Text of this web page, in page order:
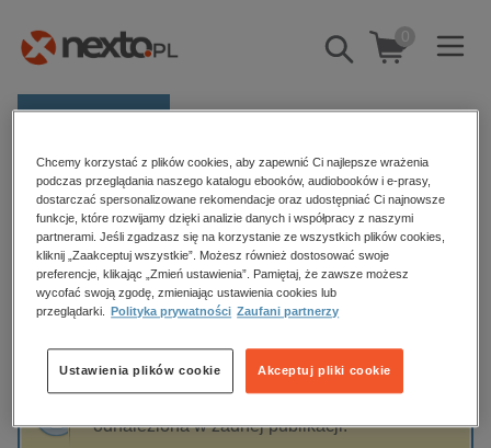
Pokaż/schowaj
wyszukiwarkę
0
E-prasa
Kategorie
Zobacz wszystkie E-prasa
budownictwo, aranżacja wnętrz
biznesowe, branżowe, gospodarka
edukacja
hobby, sport, rozrywka
Strona główna Tomasz Ignaczak
Tomasz Ignaczak
Sortowanie Filtrowanie
odnaleziona w żadnej publikacji.
Chcemy korzystać z plików cookies, aby zapewnić Ci najlepsze wrażenia
podczas przeglądania naszego katalogu ebooków, audiobooków i e-prasy,
dostarczać spersonalizowane rekomendacje oraz udostępniać Ci najnowsze
funkcje, które rozwijamy dzięki analizie danych i współpracy z naszymi
partnerami. Jeśli zgadzasz się na korzystanie ze wszystkich plików cookies,
kliknij „Zaakceptuj wszystkie”. Możesz również dostosować swoje
preferencje, klikając „Zmień ustawienia”. Pamiętaj, że zawsze możesz
wycofać swoją zgodę, zmieniając ustawienia cookies lub
przeglądarki.
Polityka prywatności Zaufani partnerzy
Akceptuj pliki cookie
Ustawienia plików cookie